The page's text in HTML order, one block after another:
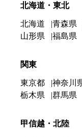
北海道・東北
北海道 青森県
山形県
福島県
関東
東京都 神奈川
栃木県
群馬県
甲信越・北陸